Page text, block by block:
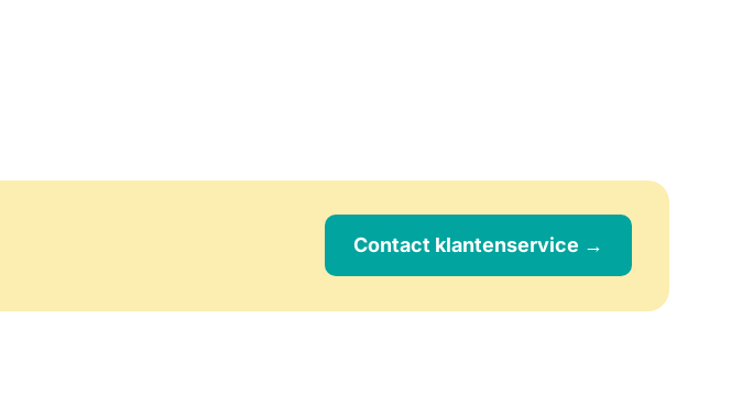
Contact klantenservice →